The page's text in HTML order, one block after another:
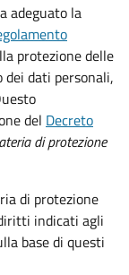
adeguato la
protezione delle
dati personali,
del Decreto
di protezione
di protezione
indicati agli
base di questi